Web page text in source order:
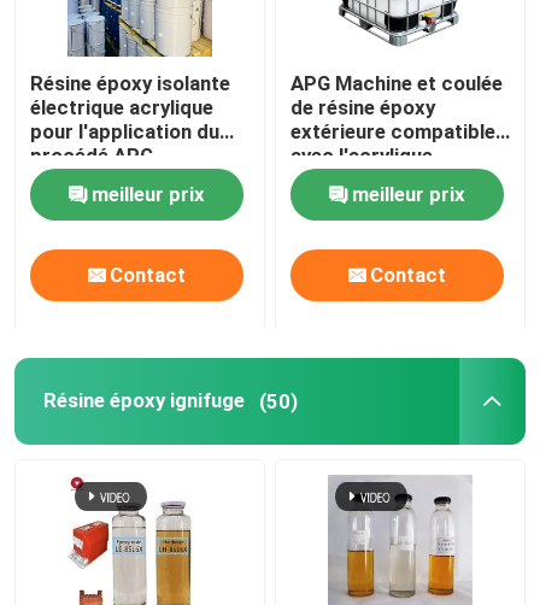
Résine époxy isolante
électrique acrylique
pour l'application du
procédé APG
meilleur prix
Contact
APG Machine et coulée
de résine époxy
extérieure compatible
avec l'acrylique
meilleur prix
Contact
Résine époxy ignifuge (50)